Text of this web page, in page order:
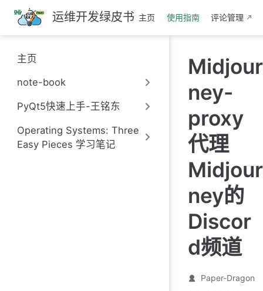
跳
至
主
要
內
运维开发绿皮书 主页 使用指南 评论管理
主页
note-book
PyQt5快速上手-王铭东
Operating Systems: Three
Easy Pieces 学习笔记
Midjour
ney-
proxy
代理
Midjour
ney的
Discor
d频道
Paper-Dragon